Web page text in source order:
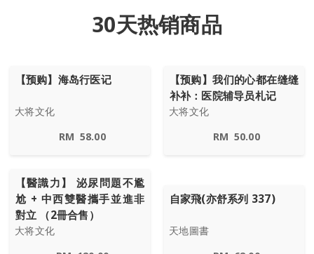
30天热销商品
【预购】海岛行医记
大将文化
RM 58.00
【预购】我们的心都在缝缝
补补：医院辅导员札记
大将文化
RM 50.00
【醫識力】 泌尿問題不尷
尬 + 中西雙醫攜手並進非
對立 （2冊合售）
大将文化
自家飛(亦舒系列 337)
天地圖書